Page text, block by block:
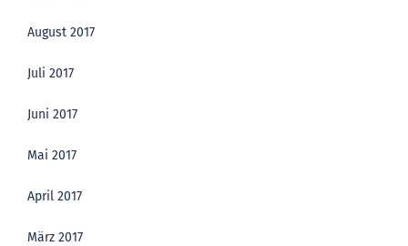
August 2017
Juli 2017
Juni 2017
Mai 2017
April 2017
März 2017